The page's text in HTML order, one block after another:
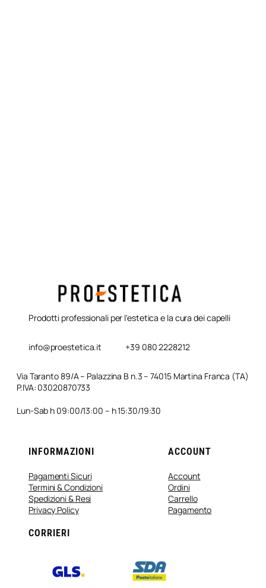
Prodotti professionali per l'estetica e la cura dei capelli
info@proestetica.it +39 080 2228212
Via Taranto 89/A – Palazzina B n.3 – 74015 Martina Franca (TA)
P.IVA: 03020870733
Lun-Sab h 09:00/13:00 – h 15:30/19:30
INFORMAZIONI
Pagamenti Sicuri
Termini & Condizioni
Spedizioni & Resi
Privacy Policy
ACCOUNT
Account
Ordini
Carrello
Pagamento
CORRIERI